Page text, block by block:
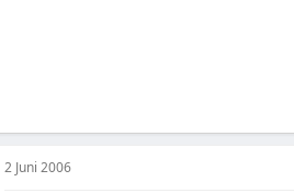
2 Juni 2006